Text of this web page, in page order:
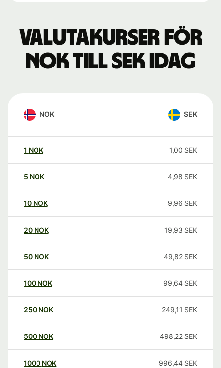
Valutakurser för
NOK till SEK idag
NOK SEK
1 NOK 1,00 SEK
5 NOK 4,98 SEK
10 NOK 9,96 SEK
20 NOK 19,93 SEK
50 NOK 49,82 SEK
100 NOK 99,64 SEK
250 NOK 249,11 SEK
500 NOK 498,22 SEK
1000 NOK 996,44 SEK